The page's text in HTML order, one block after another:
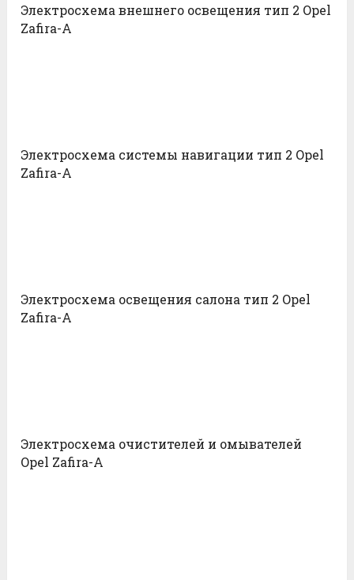
Электросхема внешнего освещения тип 2 Opel
Zafira-A
Электросхема системы навигации тип 2 Opel
Zafira-A
Электросхема освещения салона тип 2 Opel
Zafira-A
Электросхема очистителей и омывателей
Opel Zafira-A